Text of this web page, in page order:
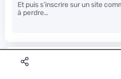
Et puis s’inscrire sur un site
à perdre…